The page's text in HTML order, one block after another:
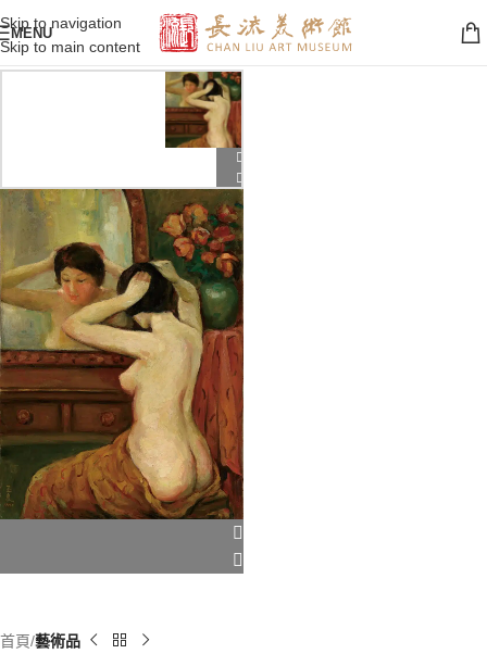
Skip to navigation
Skip to main content
MENU
首頁 藝術品